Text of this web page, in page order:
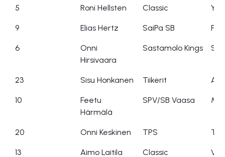
5 Roni Hellsten Classic
9 Elias Hertz SaiPa SB
6
Onni
Hirsivaara
Sastamolo Kings
23 Sisu Honkanen Tiikerit AC
10
Feetu
Härmälä
SPV/SB Vaasa
20 Onni Keskinen TPS
13 Aimo Laitila Classic